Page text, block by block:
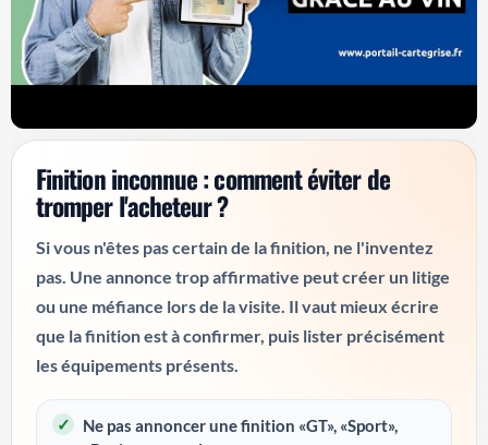
Finition inconnue : comment éviter de
tromper l'acheteur ?
Si vous n'êtes pas certain de la finition, ne l'inventez
pas. Une annonce trop affirmative peut créer un litige
ou une méfiance lors de la visite. Il vaut mieux écrire
que la finition est à confirmer, puis lister précisément
les équipements présents.
Ne pas annoncer une finition «GT», «Sport»,